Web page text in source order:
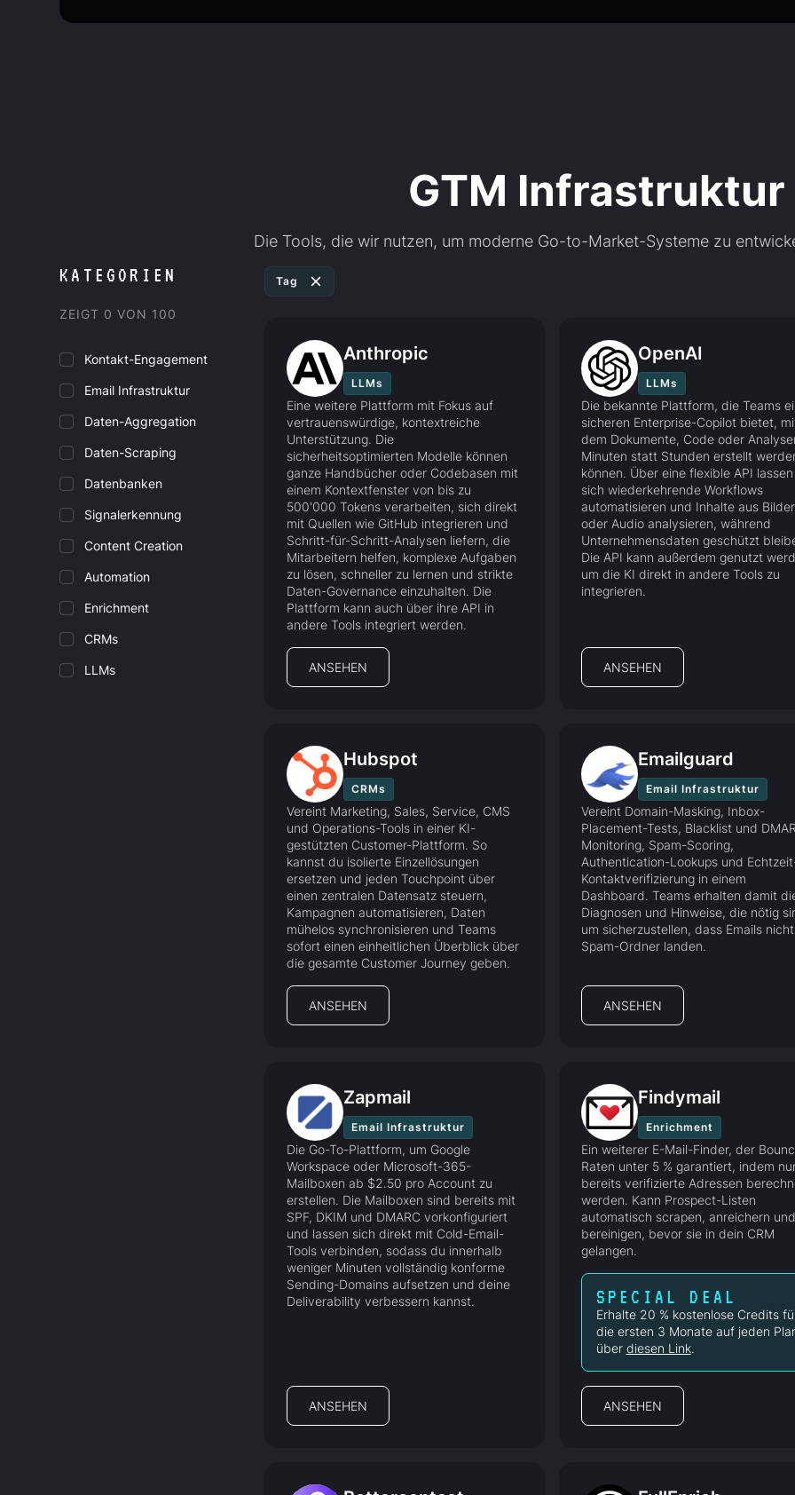
GTM Infrastruktur
Die Tools, die wir nutzen, um moderne Go-to-Market-Systeme zu
KATEGORIEN
ZEIGT 0 VON 100
Kontakt-Engagement
Email Infrastruktur
Daten-Aggregation
Daten-Scraping
Datenbanken
Signalerkennung
Content Creation
Automation
Enrichment
CRMs
LLMs
Tag
Anthropic
LLMs
Eine weitere Plattform mit Fokus auf
vertrauenswürdige, kontextreiche
Unterstützung. Die
sicherheitsoptimierten Modelle können
ganze Handbücher oder Codebasen mit
einem Kontextfenster von bis zu
500'000 Tokens verarbeiten, sich direkt
mit Quellen wie GitHub integrieren und
Schritt-für-Schritt-Analysen liefern, die
Mitarbeitern helfen, komplexe Aufgaben
zu lösen, schneller zu lernen und strikte
Daten-Governance einzuhalten. Die
Plattform kann auch über ihre API in
andere Tools integriert werden.
ANSEHEN
OpenAI
LLMs
Die bekannte Plattform, die Teams
sicheren Enterprise-Copilot bietet,
dem Dokumente, Code oder
Minuten statt Stunden erstellt
können. Über eine flexible API lassen
sich wiederkehrende Workflows
automatisieren und Inhalte aus
oder Audio analysieren, während
Unternehmensdaten geschützt
Die API kann außerdem genutzt
um die KI direkt in andere Tools zu
integrieren.
ANSEHEN
Hubspot
CRMs
Vereint Marketing, Sales, Service, CMS
und Operations-Tools in einer KI-
gestützten Customer-Plattform. So
kannst du isolierte Einzellösungen
ersetzen und jeden Touchpoint über
einen zentralen Datensatz steuern,
Kampagnen automatisieren, Daten
mühelos synchronisieren und Teams
sofort einen einheitlichen Überblick über
die gesamte Customer Journey geben.
ANSEHEN
Emailguard
Email Infrastruktur
Vereint Domain-Masking, Inbox-
Placement-Tests, Blacklist und
Monitoring, Spam-Scoring,
Authentication-Lookups und
Kontaktverifizierung in einem
Dashboard. Teams erhalten damit
Diagnosen und Hinweise, die nötig
um sicherzustellen, dass Emails
Spam-Ordner landen.
ANSEHEN
Zapmail
Email Infrastruktur
Die Go-To-Plattform, um Google
Workspace oder Microsoft-365-
Mailboxen ab $2.50 pro Account zu
erstellen. Die Mailboxen sind bereits mit
SPF, DKIM und DMARC vorkonfiguriert
und lassen sich direkt mit Cold-Email-
Tools verbinden, sodass du innerhalb
weniger Minuten vollständig konforme
Sending-Domains aufsetzen und deine
Deliverability verbessern kannst.
ANSEHEN
Findymail
Enrichment
Ein weiterer E-Mail-Finder, der
Raten unter 5 % garantiert, indem
bereits verifizierte Adressen
werden. Kann Prospect-Listen
automatisch scrapen, anreichern und
bereinigen, bevor sie in dein CRM
gelangen.
SPECIAL DEAL
Erhalte 20 % kostenlose Credits
die ersten 3 Monate auf jeden
über diesen Link.
ANSEHEN